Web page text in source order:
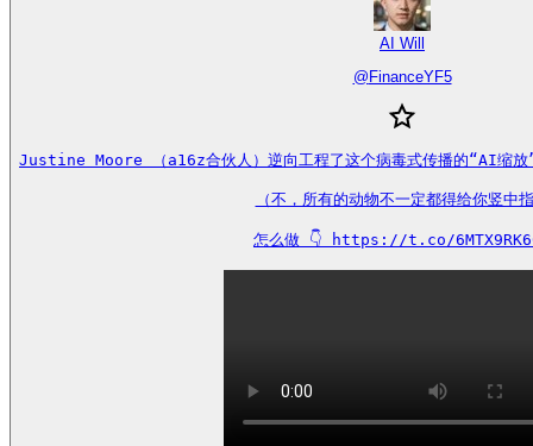
AI Will
@ FinanceYF5
Justine Moore （a16z合伙人）逆向工程了这个病毒式传播的“AI缩放”
（不，所有的动物不一定都得给你竖中
怎么做 👇 https://t.co/